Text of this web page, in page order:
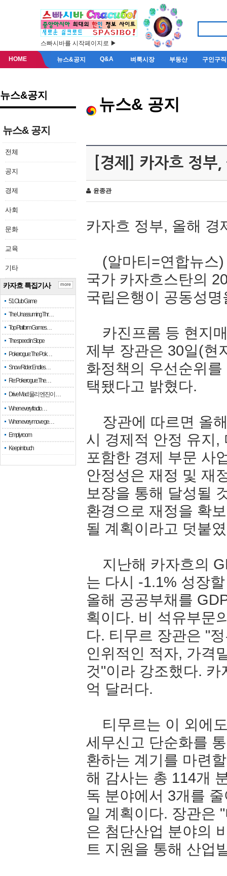
스빠시바를 시작페이지로 ▶
HOME 뉴스&공지 Q&A 벼룩시장 부동산 구인구직
뉴스&공지
뉴스& 공지
전체
공지
경제
사회
문화
교육
기타
카자흐 특집기사
51 Club Game
The Unassuming Thr…
Top Platform Games…
The speed in Slope
Pokerogue: The Pok…
Snow Rider: Endles…
Re: Pokerogue: The…
Drive Mad: 물리 엔진이 …
When every fractio…
When every move ge…
Empty room
Keep in touch
more
뉴스& 공지
[경제] 카자흐 정부
윤종관
카자흐 정부, 올해 경
(알마티=연합뉴스
국가 카자흐스탄의
국립은행이 공동성명
카진프롬 등 현지
제부 장관은 30일(현
화정책의 우선순위를
택됐다고 밝혔다.
장관에 따르면 올
시 경제적 안정 유지 ,
포함한 경제 부문 사
안정성은 재정 및 재
보장을 통해 달성될
환경으로 재정을 확
될 계획이라고 덧붙
지난해 카자흐의
는 다시 -1.1% 성장할
올해 공공부채를
획이다. 비 석유부문
다. 티무르 장관은 "
인위적인 적자, 가격
것"이라 강조했다. 카
억 달러다.
티무르는 이 외에
세무신고 단순화를
환하는 계기를 마련할
해 감사는 총 114개
독 분야에서 3개를
일 계획이다. 장관은 "
은 첨단산업 분야의
트 지원을 통해 산업